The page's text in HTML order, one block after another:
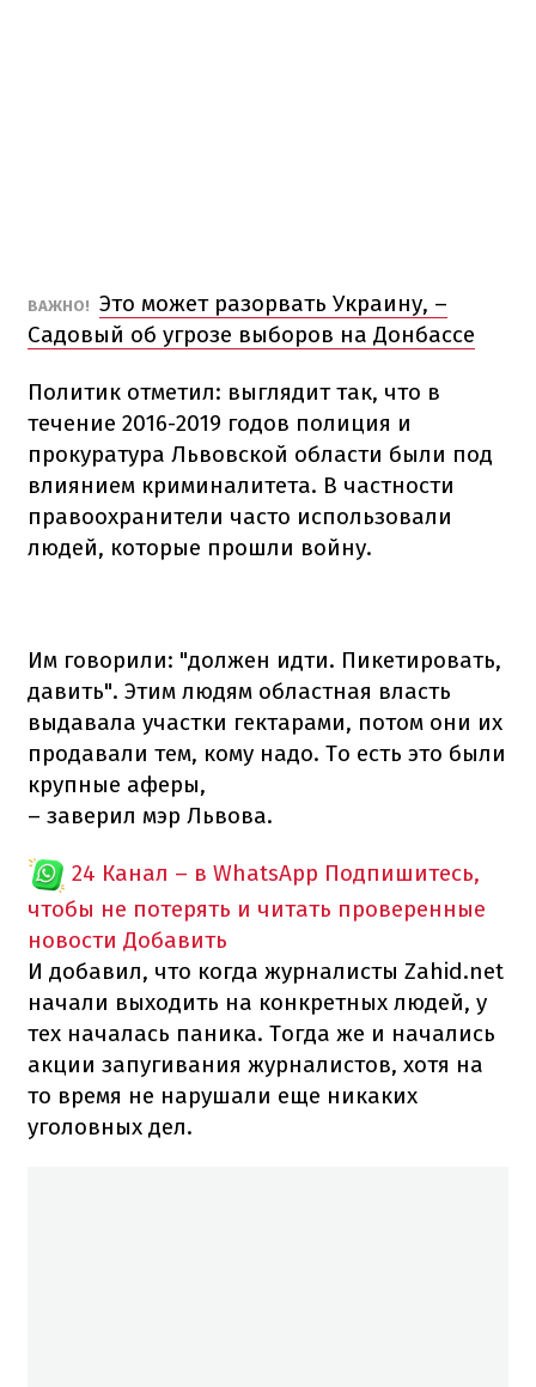
ВАЖНО! Это может разорвать Украину, –
Садовый об угрозе выборов на Донбассе
Политик отметил: выглядит так, что в
течение 2016-2019 годов полиция и
прокуратура Львовской области были под
влиянием криминалитета. В частности
правоохранители часто использовали
людей, которые прошли войну.
Им говорили: "должен идти. Пикетировать,
давить". Этим людям областная власть
выдавала участки гектарами, потом они их
продавали тем, кому надо. То есть это были
крупные аферы,
– заверил мэр Львова.
24 Канал – в WhatsApp Подпишитесь,
чтобы не потерять и читать проверенные
новости Добавить
И добавил, что когда журналисты Zahid.net
начали выходить на конкретных людей, у
тех началась паника. Тогда же и начались
акции запугивания журналистов, хотя на
то время не нарушали еще никаких
уголовных дел.